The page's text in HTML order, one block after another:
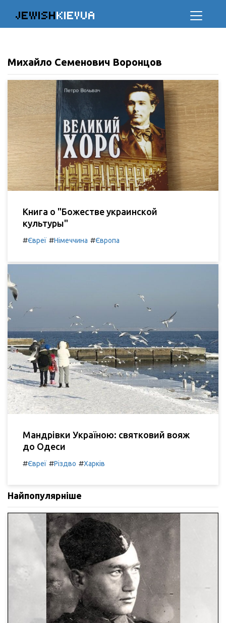
JEWISHKIEVUA
Михайло Семенович Воронцов
Книга о "Божестве украинской
культуры"
#Євреї #Німеччина #Європа
Мандрівки Україною: святковий вояж
до Одеси
#Євреї #Різдво #Харків
Найпопулярніше